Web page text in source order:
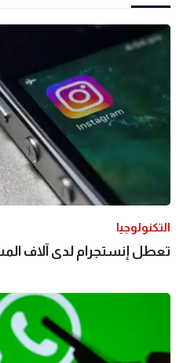
التكنولوجيا
تعطل إنستجرام لدى آلاف